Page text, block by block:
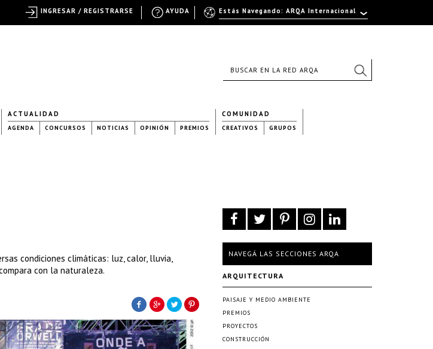
ACTUALIDAD
AGENDA CONCURSOS NOTICIAS OPINIÓN PREMIOS
COMUNIDAD
CREATIVOS GRUPOS
condiciones climáticas: luz, calor, lluvia,
con la naturaleza.
NAVEGÁ LAS SECCIONES ARQA
ARQUITECTURA
PAISAJE Y MEDIO AMBIENTE
PREMIOS
PROYECTOS
CONSTRUCCIÓN
Estás Navegando: ARQA Internacional
AYUDA
INGRESAR / REGISTRARSE